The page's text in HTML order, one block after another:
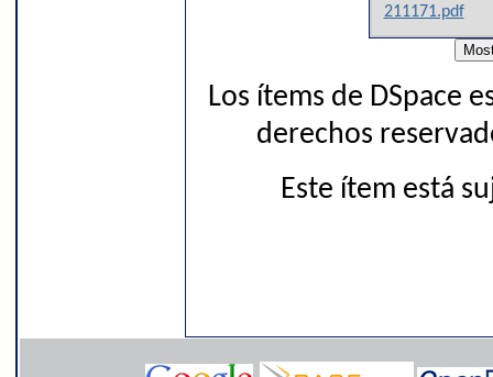
211171.pdf
Los ítems de DSpace
derechos
Este ítem está